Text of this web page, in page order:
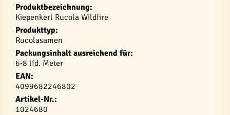
Produktbezeichnung:
Kiepenkerl Rucola Wildfire
Produkttyp:
Rucolasamen
Packungsinhalt ausreichend für:
6-8 lfd. Meter
EAN:
4099682246802
Artikel-Nr.:
1024680